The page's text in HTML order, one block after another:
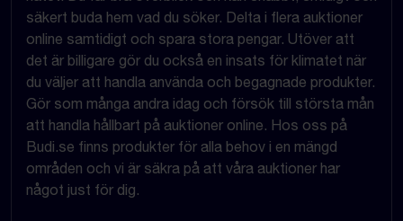
säkert buda hem vad du söker. Delta i flera auktioner
online samtidigt och spara stora pengar. Utöver att
det är billigare gör du också en insats för klimatet när
du väljer att handla använda och begagnade produkter.
Gör som många andra idag och försök till största mån
att handla hållbart på auktioner online. Hos oss på
Budi.se finns produkter för alla behov i en mängd
områden och vi är säkra på att våra auktioner har
något just för dig.